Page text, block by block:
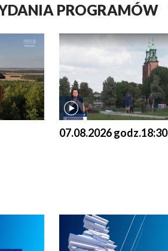
PROGRAMÓW
07.08.2026 godz.18:30